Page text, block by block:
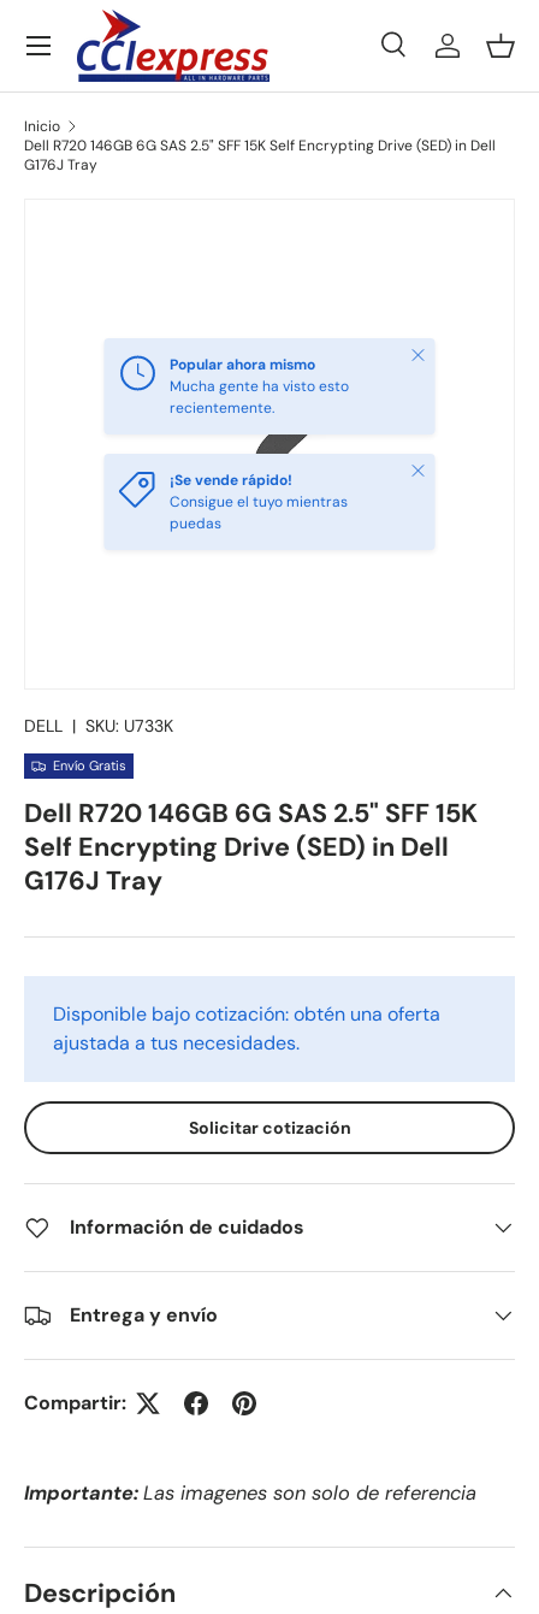
Ir al contenido
Buscar
Tipo de producto
BuscarIniciar
Menú
Inicio
Dell R720 146GB 6G SAS 2.5" SFF 15K Self Encrypting Drive (SED) in Dell
G176J Tray
Popular ahora mismo
Mucha gente ha visto esto
recientemente.
Cerrar
¡Se vende rápido!
Consigue el tuyo mientras
puedas
Cerrar
DELL | SKU: U733K
Envío Gratis
Dell R720 146GB 6G SAS 2.5" SFF 15K
Self Encrypting Drive (SED) in Dell
G176J Tray
Disponible bajo cotización: obtén una oferta
ajustada a tus necesidades.
Solicitar cotización
Información de cuidados
Entrega y envío
Compartir:
Importante:Las imagenes son solo de referencia
Descripción